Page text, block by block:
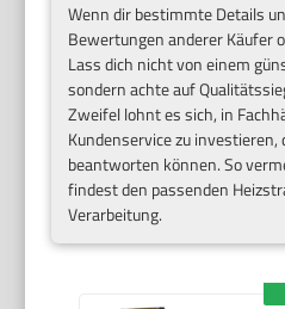
Wenn dir bestimmte Details
Bewertungen anderer Käufer
Lass dich nicht von einem
sondern achte auf
Zweifel lohnt es sich, in
Kundenservice zu investieren,
beantworten können. So
findest den passenden
Verarbeitung.